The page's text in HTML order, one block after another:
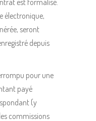
est formalisé.
électronique,
seront
depuis
pour une
payé
(y
commissions